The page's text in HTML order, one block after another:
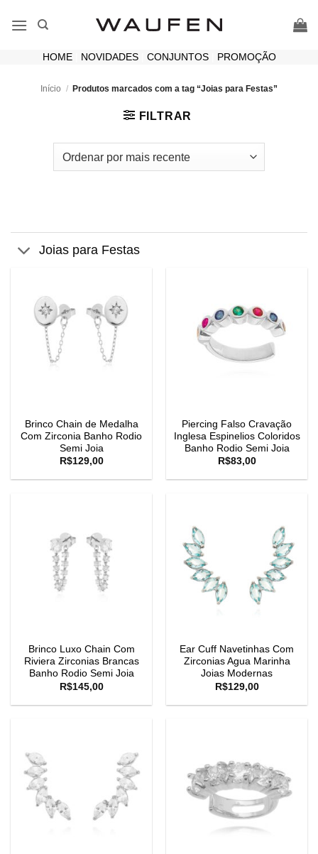
HOME| NOVIDADES| CONJUNTOS| PROMOÇÃO
Início / Produtos marcados com a tag “Joias para Festas”
FILTRAR
Joias para Festas
Brinco Chain de Medalha
Com Zirconia Banho Rodio
Semi Joia
R$129,00
Piercing Falso Cravação
Inglesa Espinelios Coloridos
Banho Rodio Semi Joia
R$83,00
Brinco Luxo Chain Com
Riviera Zirconias Brancas
Banho Rodio Semi Joia
R$145,00
Ear Cuff Navetinhas Com
Zirconias Agua Marinha
Joias Modernas
R$129,00